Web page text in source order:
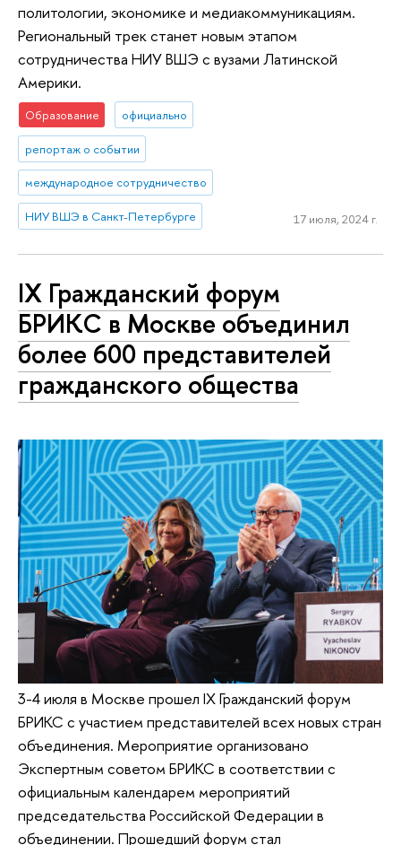
политологии, экономике и медиакоммуникациям.
Региональный трек станет новым этапом
сотрудничества НИУ ВШЭ с вузами Латинской
Америки.
Образование официально
репортаж о событии
международное сотрудничество
НИУ ВШЭ в Санкт-Петербурге 17 июля, 2024 г.
IX Гражданский форум
БРИКС в Москве объединил
более 600 представителей
гражданского общества
3-4 июля в Москве прошел IX Гражданский форум
БРИКС с участием представителей всех новых стран
объединения. Мероприятие организовано
Экспертным советом БРИКС в соответствии с
официальным календарем мероприятий
председательства Российской Федерации в
объединении. Прошедший форум стал